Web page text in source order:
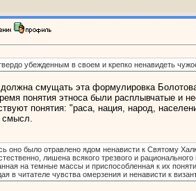
убежденным в своем и крепко ненавидеть
смущать эта формулировка
понятия этноса были расплывчатые и
понятия: "раса, нация, народ,
смысл.
оно было отравлено ядом ненависти к Святому
лишена всякого трезвого и
на темные массы и приспособленная к их
в читателе чувства омерзения и ненависти к